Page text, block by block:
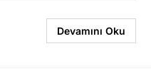
Devamını Oku